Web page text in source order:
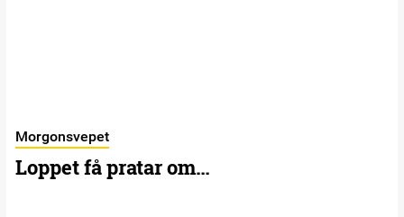
Morgonsvepet
Loppet få pratar om…